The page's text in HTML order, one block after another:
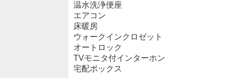
温水洗浄便座
エアコン
床暖房
ウォークインクロゼット
オートロック
TVモニタ付インターホン
宅配ボックス